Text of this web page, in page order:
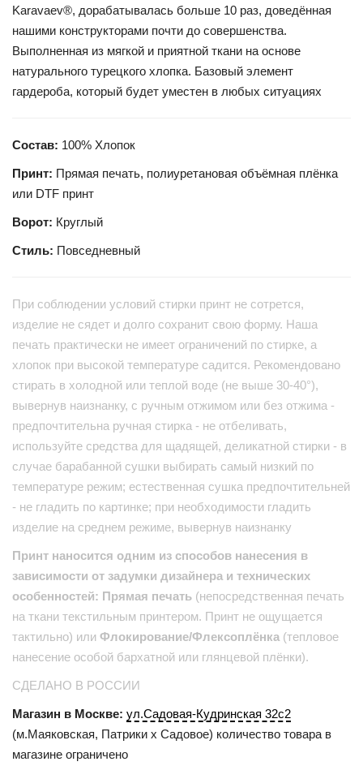
Karavaev®, дорабатывалась больше 10 раз, доведённая
нашими конструкторами почти до совершенства.
Выполненная из мягкой и приятной ткани на основе
натурального турецкого хлопка. Базовый элемент
гардероба, который будет уместен в любых ситуациях
Состав: 100% Хлопок
Принт: Прямая печать, полиуретановая объёмная плёнка
или DTF принт
Ворот: Круглый
Стиль: Повседневный
При соблюдении условий стирки принт не сотрется,
изделие не сядет и долго сохранит свою форму. Наша
печать практически не имеет ограничений по стирке, а
хлопок при высокой температуре садится. Рекомендовано
стирать в холодной или теплой воде (не выше 30-40°),
вывернув наизнанку, с ручным отжимом или без отжима -
предпочтительна ручная стирка - не отбеливать,
используйте средства для щадящей, деликатной стирки - в
случае барабанной сушки выбирать самый низкий по
температуре режим; естественная сушка предпочтительней
- не гладить по картинке; при необходимости гладить
изделие на среднем режиме, вывернув наизнанку
Принт наносится одним из способов нанесения в
зависимости от задумки дизайнера и технических
особенностей: Прямая печать (непосредственная печать
на ткани текстильным принтером. Принт не ощущается
тактильно) или Флокирование/Флексоплёнка (тепловое
нанесение особой бархатной или глянцевой плёнки).
СДЕЛАНО В РОССИИ
Магазин в Москве: ул.Садовая-Кудринская 32с2
(м.Маяковская, Патрики x Садовое) количество товара в
магазине ограничено